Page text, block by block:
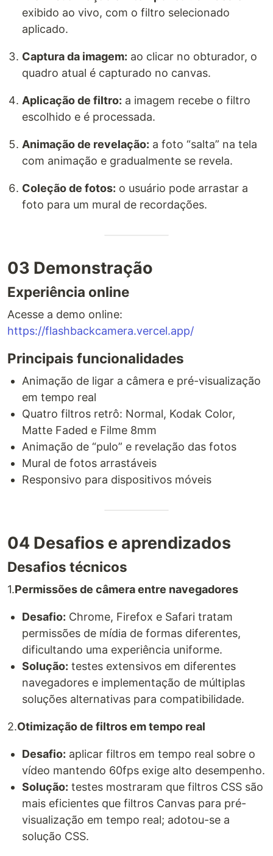
exibido ao vivo, com o filtro selecionado
aplicado.
Captura da imagem: ao clicar no obturador, o
quadro atual é capturado no canvas.
Aplicação de filtro: a imagem recebe o filtro
escolhido e é processada.
Animação de revelação: a foto “salta” na tela
com animação e gradualmente se revela.
Coleção de fotos: o usuário pode arrastar a
foto para um mural de recordações.
03 Demonstração
Experiência online
Acesse a demo online:
https://flashbackcamera.vercel.app/
Principais funcionalidades
Animação de ligar a câmera e pré-visualização
em tempo real
Quatro filtros retrô: Normal, Kodak Color,
Matte Faded e Filme 8mm
Animação de “pulo” e revelação das fotos
Mural de fotos arrastáveis
Responsivo para dispositivos móveis
04 Desafios e aprendizados
Desafios técnicos
1.Permissões de câmera entre navegadores
Desafio: Chrome, Firefox e Safari tratam
permissões de mídia de formas diferentes,
dificultando uma experiência uniforme.
Solução: testes extensivos em diferentes
navegadores e implementação de múltiplas
soluções alternativas para compatibilidade.
2.Otimização de filtros em tempo real
Desafio: aplicar filtros em tempo real sobre o
vídeo mantendo 60fps exige alto desempenho.
Solução: testes mostraram que filtros CSS são
mais eficientes que filtros Canvas para pré-
visualização em tempo real; adotou-se a
solução CSS.